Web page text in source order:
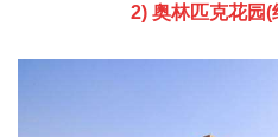
2) 奥林匹克花园